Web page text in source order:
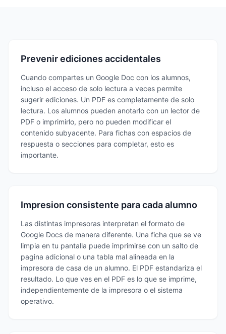
Prevenir ediciones accidentales
Cuando compartes un Google Doc con los alumnos,
incluso el acceso de solo lectura a veces permite
sugerir ediciones. Un PDF es completamente de solo
lectura. Los alumnos pueden anotarlo con un lector de
PDF o imprimirlo, pero no pueden modificar el
contenido subyacente. Para fichas con espacios de
respuesta o secciones para completar, esto es
importante.
Impresion consistente para cada alumno
Las distintas impresoras interpretan el formato de
Google Docs de manera diferente. Una ficha que se ve
limpia en tu pantalla puede imprimirse con un salto de
pagina adicional o una tabla mal alineada en la
impresora de casa de un alumno. El PDF estandariza el
resultado. Lo que ves en el PDF es lo que se imprime,
independientemente de la impresora o el sistema
operativo.